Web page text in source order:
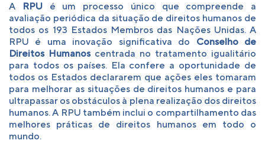
A
RPUé um processo único que compreende a
avaliação periódica da situação de direitos humanos de
todos os 193 Estados Membros das Nações Unidas. A
RPU é uma inovação significativa do Conselho de
Direitos Humanoscentrada no tratamento igualitário
para todos os países. Ela confere a oportunidade de
todos os Estados declararem que ações eles tomaram
para melhorar as situações de direitos humanos e para
ultrapassar os obstáculos à plena realização dos direitos
humanos. A RPU também inclui o compartilhamento das
melhores práticas de direitos humanos em todo o
mundo.